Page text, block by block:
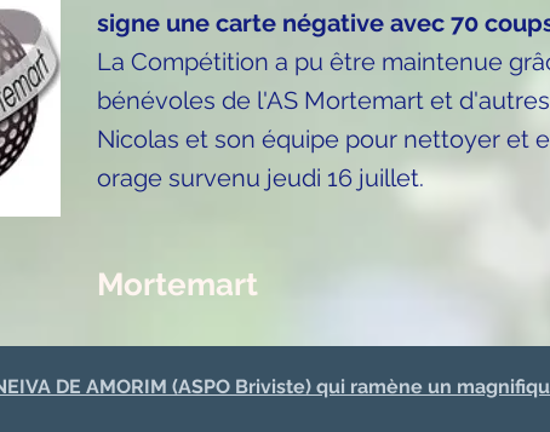
signe une carte négative avec 70
La Compétition a pu être maintenue
bénévoles de l'AS Mortemart et
Nicolas et son équipe pour nettoyer et
orage survenu jeudi 16 juillet.
Mortemart
DE AMORIM (ASPO Briviste) qui ramène un